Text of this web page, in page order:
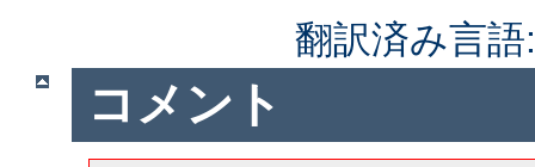
翻訳済み言
コメント